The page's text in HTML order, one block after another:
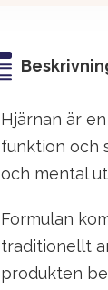
Hjärnan är
funktion och
och mental
Formulan
traditionellt
produkten